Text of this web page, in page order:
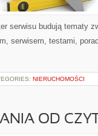
serwisu budują tematy
serwisem, testami,
NIERUCHOMOŚCI
OD